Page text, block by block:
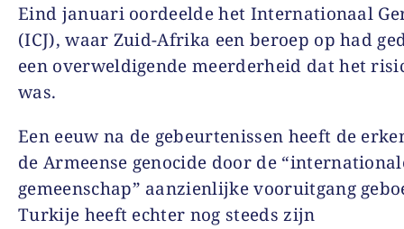
Eind januari oordeelde het Internationaal
(ICJ), waar Zuid-Afrika een beroep op had
een overweldigende meerderheid dat het
was.
Een eeuw na de gebeurtenissen heeft de
de Armeense genocide door de
gemeenschap” aanzienlijke vooruitgang
Turkije heeft echter nog steeds zijn